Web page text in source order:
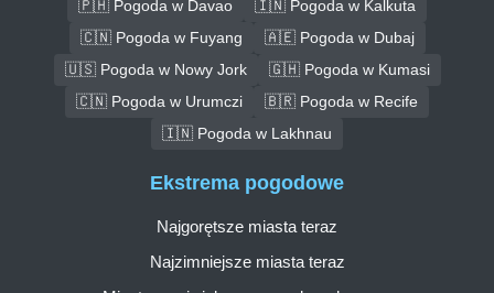
🇵🇭 Pogoda w Davao
🇮🇳 Pogoda w Kalkuta
🇨🇳 Pogoda w Fuyang
🇦🇪 Pogoda w Dubaj
🇺🇸 Pogoda w Nowy Jork
🇬🇭 Pogoda w Kumasi
🇨🇳 Pogoda w Urumczi
🇧🇷 Pogoda w Recife
🇮🇳 Pogoda w Lakhnau
Ekstrema pogodowe
Najgorętsze miasta teraz
Najzimniejsze miasta teraz